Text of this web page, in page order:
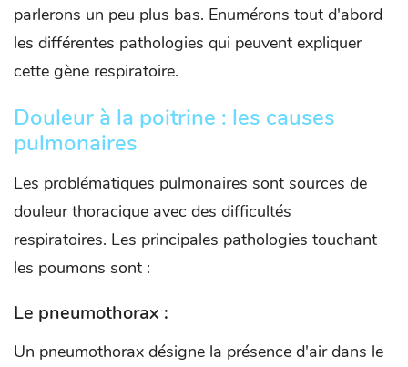
parlerons un peu plus bas. Enumérons tout d'abord
les différentes pathologies qui peuvent expliquer
cette gène respiratoire.
Douleur à la poitrine : les causes
pulmonaires
Les problématiques pulmonaires sont sources de
douleur thoracique avec des difficultés
respiratoires. Les principales pathologies touchant
les poumons sont :
Le pneumothorax :
Un pneumothorax désigne la présence d'air dans le